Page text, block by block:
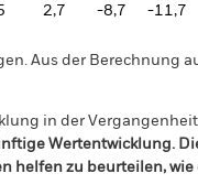
2,7 -8,7 -11,7
Aus der Berechnung
in der
Wertentwicklung.
helfen zu beurteilen, wie